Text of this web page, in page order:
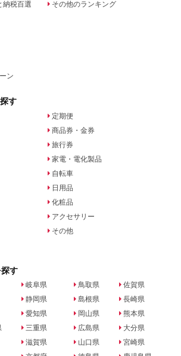
納税百選
ン
その他のランキング
す
定期便
商品券・金券
旅行券
家電・電化製品
自転車
日用品
化粧品
アクセサリー
その他
す
岐阜県
静岡県
愛知県
三重県
滋賀県
鳥取県
島根県
岡山県
広島県
山口県
佐賀県
長崎県
熊本県
大分県
宮崎県